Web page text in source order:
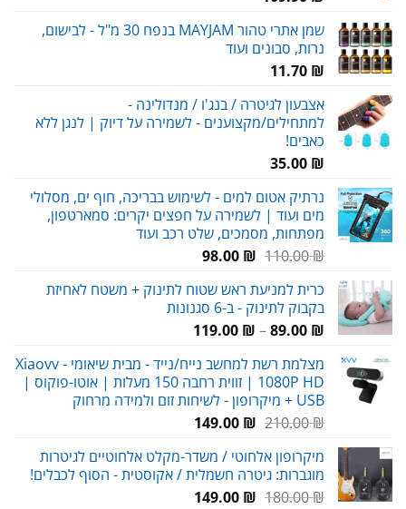
שמן אתרי טהור MAYJAM בנפח 30 מ"ל - לבישום,
נרות, סבונים ועוד
11.70 ₪
אצבעון לגיטרה / בנג'ו / מנדולינה -
למתחילים/מקצוענים - לשמירה על דיוק | לנגן ללא
כאבים!
35.00 ₪
נרתיק אטום למים - לשימוש בבריכה, חוף ים, מסלולי
מים ועוד | לשמירה על חפצים יקרים: סמארטפון,
מפתחות, מסמכים, שלט רכב ועוד
110.00₪
המחיר
היה:
110.00 ₪.
98.00 ₪
המחיר
הוא:
98.00 ₪.
כרית למניעת ראש שטוח לתינוק + משטח לאחיזת
בקבוק לתינוק - ב-6 סגנונות
89.00 ₪
–
119.00 ₪
עד
מצלמת רשת למחשב נייח/נייד - מבית שיאומי Xiaovv -
1080P HD | זווית רחבה 150 מעלות | אוטו-פוקוס |
USB + מיקרופון - לשיחות זום ולמידה מרחוק
210.00₪
המחיר
היה:
210.00 ₪.
149.00 ₪
המחיר
הוא:
149.00 ₪.
מיקרופון אלחוטי / משדר-מקלט אלחוטיים לגיטרות
מוגברות: גיטרה חשמלית / אקוסטית - הסוף לכבלים!
180.00₪
המחיר149.00 ₪
המחיר